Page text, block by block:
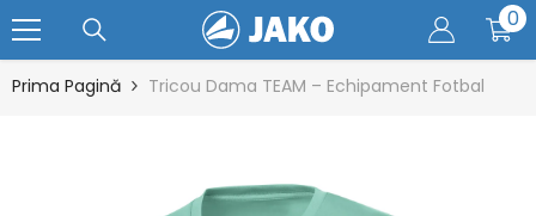
SARI LA CONȚINUT 00
Prima Pagină Tricou Dama TEAM – Echipament Fotbal